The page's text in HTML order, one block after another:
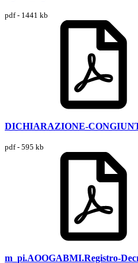
pdf - 1441 kb
DICHIARAZIONE-
pdf - 595 kb
m_pi.AOOGABMI.Registro-